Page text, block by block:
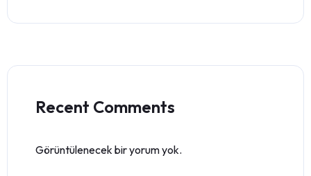
Recent Comments
Görüntülenecek bir yorum yok.